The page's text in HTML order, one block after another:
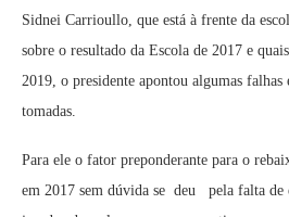
Sidnei Carrioullo, que está à frente da
sobre o resultado da Escola de 2017 e
2019, o presidente apontou algumas falhas
tomadas.
Para ele o fator preponderante para o
em 2017 sem dúvida se deu pela falta de